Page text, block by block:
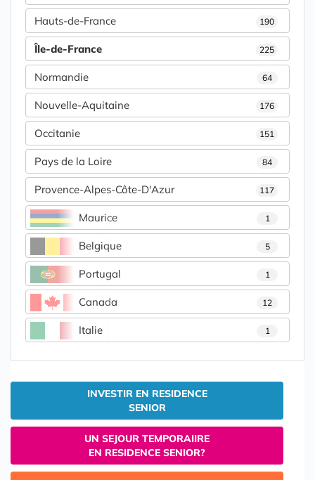
Hauts-de-France 190
Île-de-France 225
Normandie 64
Nouvelle-Aquitaine 176
Occitanie 151
Pays de la Loire 84
Provence-Alpes-Côte-D'Azur 117
Maurice 1
Belgique 5
Portugal 1
Canada 12
Italie 1
INVESTIR EN RESIDENCE
SENIOR
UN SEJOUR TEMPORAIIRE
EN RESIDENCE SENIOR?